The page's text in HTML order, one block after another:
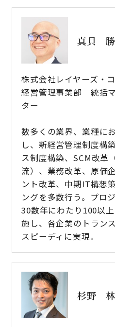
真貝 勝
株式会社レイヤーズ・
経営管理事業部 統括
ター
数多くの業界、業種に
し、新経営管理制度構
ス制度構築、SCM改革
流）、業務改革、原価
ント改革、中期IT構想
ングを多数行う。プロ
30数年にわたり100以
施し、各企業のトラン
スピーディに実現。
杉野